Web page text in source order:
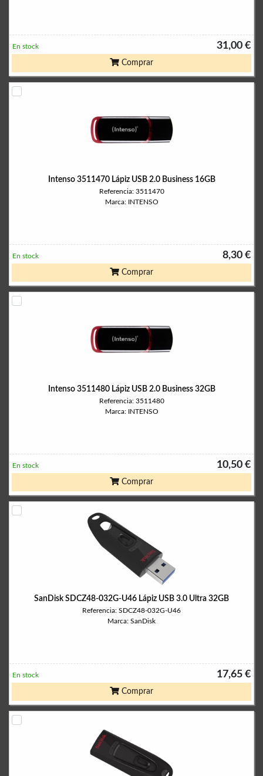
31,00 €
En stock
Comprar
Intenso 3511470 Lápiz USB 2.0 Business 16GB
Referencia: 3511470
Marca: INTENSO
8,30 €
En stock
Comprar
Intenso 3511480 Lápiz USB 2.0 Business 32GB
Referencia: 3511480
Marca: INTENSO
10,50 €
En stock
Comprar
SanDisk SDCZ48-032G-U46 Lápiz USB 3.0 Ultra 32GB
Referencia: SDCZ48-032G-U46
Marca: SanDisk
17,65 €
En stock
Comprar